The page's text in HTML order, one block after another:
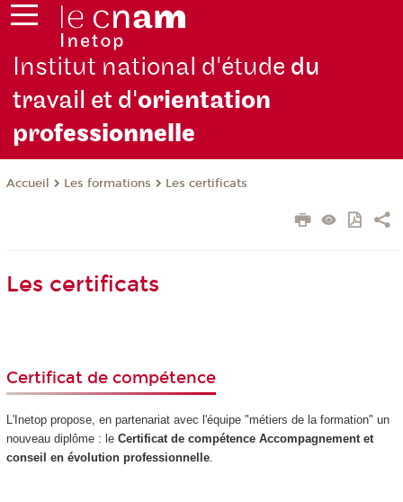
Institut national d'étude du
travail et d'orientation
professionnelle
Accueil Les formations Les certificats
Les certificats
Certificat de compétence
L'Inetop propose, en partenariat avec l'équipe "métiers de la formation" un
nouveau diplôme : le Certificat de compétence Accompagnement et
conseil en évolution professionnelle.